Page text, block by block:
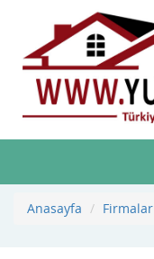
Anasayfa
Firmalar